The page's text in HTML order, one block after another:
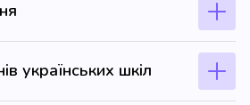
українських шкіл